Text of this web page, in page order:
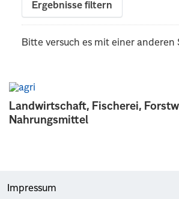
Landwirtschaft, Fischerei,
Nahrungsmittel
Ergebnisse filtern
Bitte versuch es mit einer anderen
Impressum